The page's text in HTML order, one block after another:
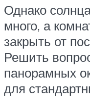
Однако
много, а
закрыть от
Решить
панорамных
для